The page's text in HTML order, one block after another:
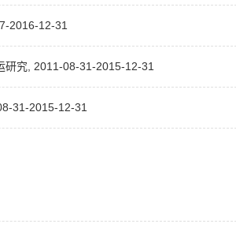
2016-12-31
研究, 2011-08-31-2015-12-31
31-2015-12-31